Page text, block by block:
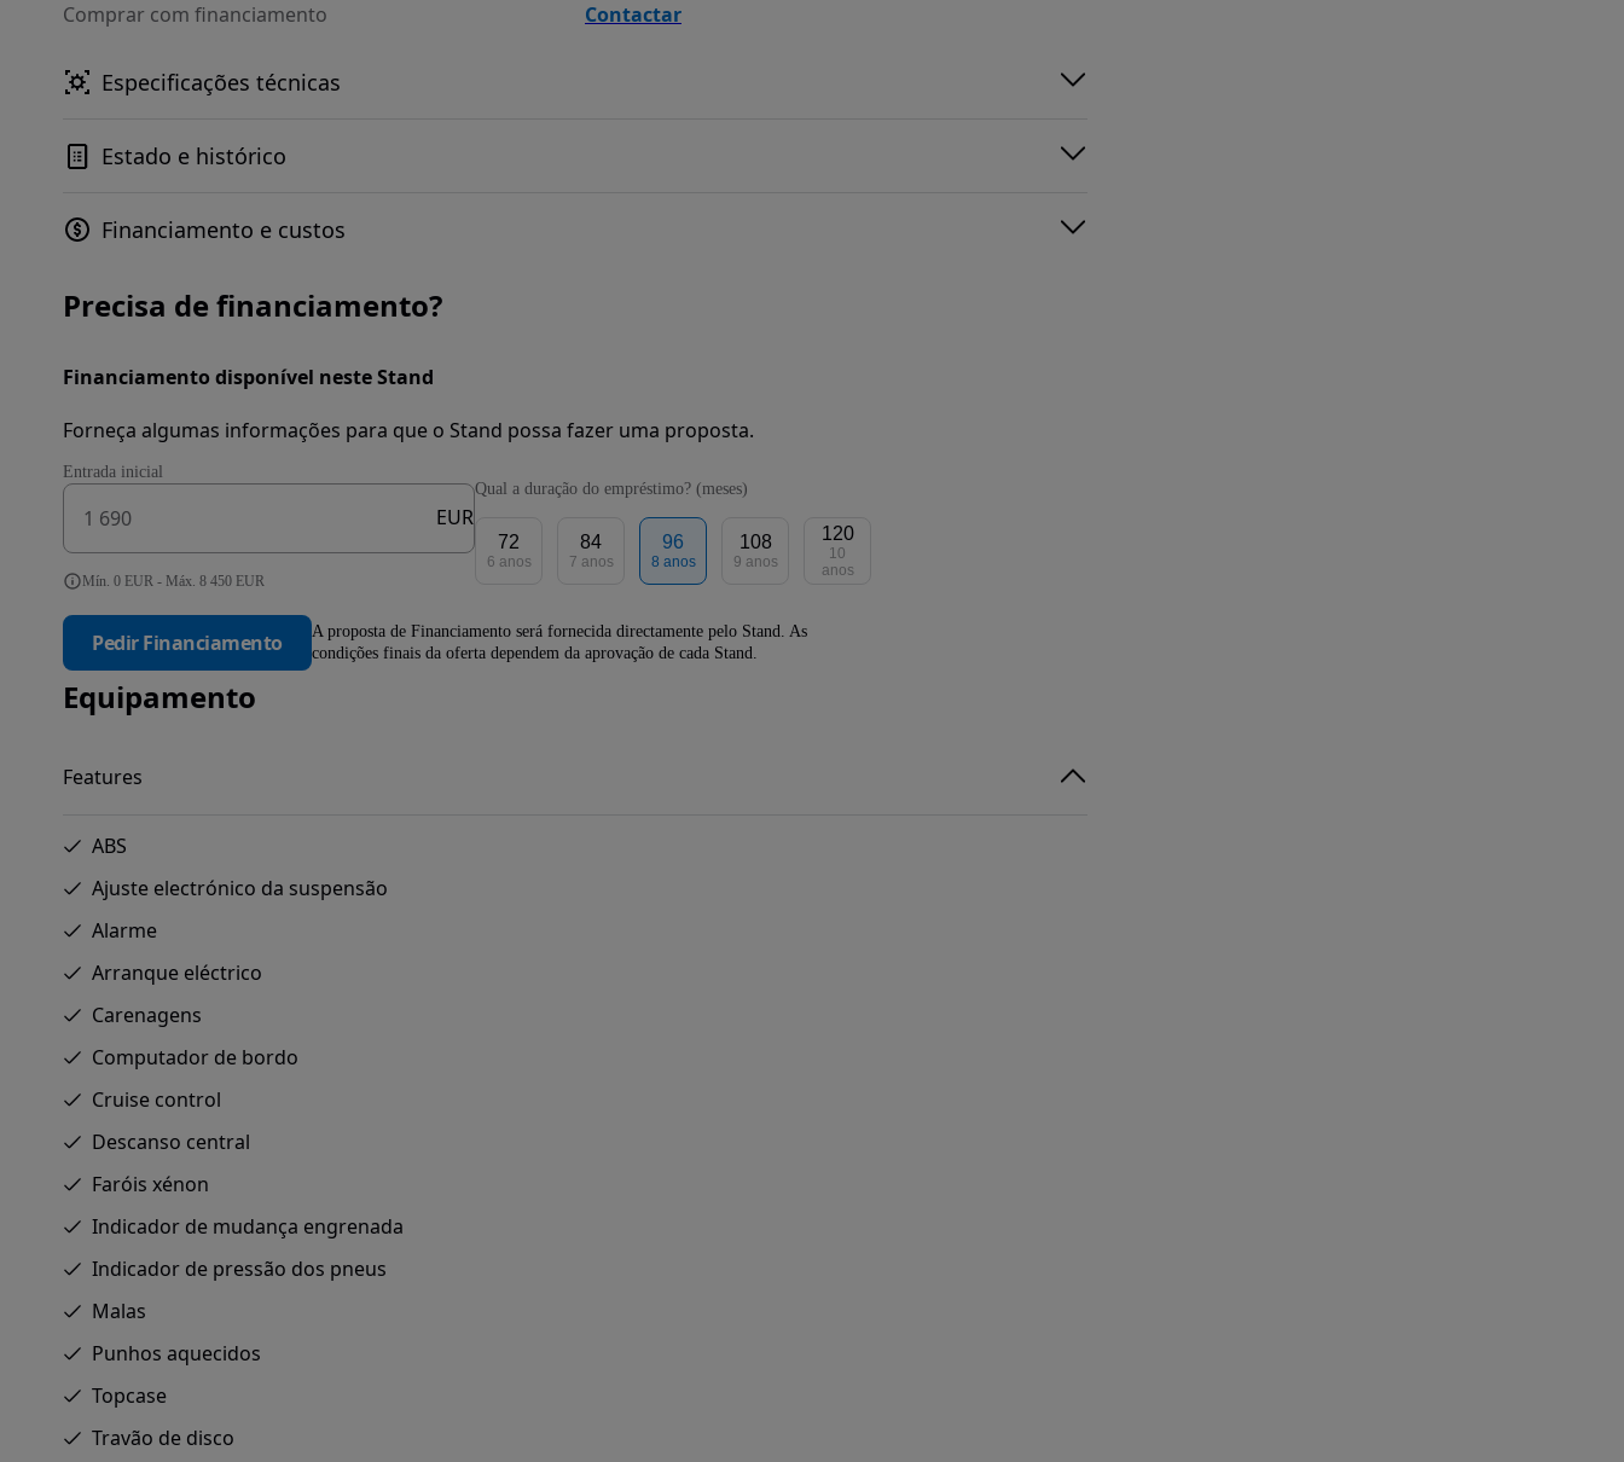
Comprar com financiamento Contactar
Especificações técnicas
Estado e histórico
Financiamento e custos
Precisa de financiamento?
Financiamento disponível neste Stand
Forneça algumas informações para que o Stand possa fazer uma proposta.
Entrada inicial
EUR
Mín. 0 EUR - Máx. 8 450 EUR
Qual a duração do empréstimo? (meses)
72
6 anos
84
7 anos
96
8 anos
108
9 anos
120
10
anos
Pedir Financiamento
A proposta de Financiamento será fornecida directamente pelo Stand. As
condições finais da oferta dependem da aprovação de cada Stand.
Equipamento
Features
ABS
Ajuste electrónico da suspensão
Alarme
Arranque eléctrico
Carenagens
Computador de bordo
Cruise control
Descanso central
Faróis xénon
Indicador de mudança engrenada
Indicador de pressão dos pneus
Malas
Punhos aquecidos
Topcase
Travão de disco